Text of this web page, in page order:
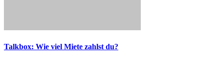
Talkbox: Wie viel Miete zahlst du?